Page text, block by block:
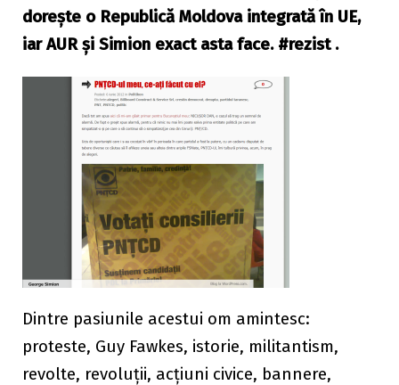
dorește o Republică Moldova integrată în UE,
iar AUR și Simion exact asta face. #rezist .
Dintre pasiunile acestui om amintesc:
proteste, Guy Fawkes, istorie, militantism,
revolte, revoluții, acțiuni civice, bannere,